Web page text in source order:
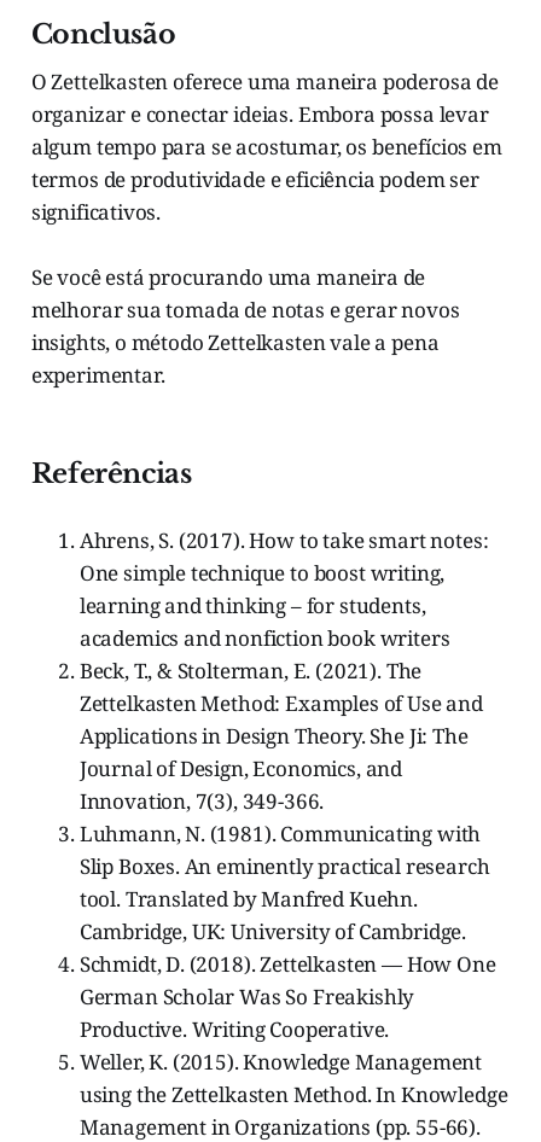
Conclusão
O Zettelkasten oferece uma maneira poderosa de
organizar e conectar ideias. Embora possa levar
algum tempo para se acostumar, os benefícios em
termos de produtividade e eficiência podem ser
significativos.
Se você está procurando uma maneira de
melhorar sua tomada de notas e gerar novos
insights, o método Zettelkasten vale a pena
experimentar.
Referências
Ahrens, S. (2017). How to take smart notes:
One simple technique to boost writing,
learning and thinking – for students,
academics and nonfiction book writers
Beck, T., & Stolterman, E. (2021). The
Zettelkasten Method: Examples of Use and
Applications in Design Theory. She Ji: The
Journal of Design, Economics, and
Innovation, 7(3), 349-366.
Luhmann, N. (1981). Communicating with
Slip Boxes. An eminently practical research
tool. Translated by Manfred Kuehn.
Cambridge, UK: University of Cambridge.
Schmidt, D. (2018). Zettelkasten — How One
German Scholar Was So Freakishly
Productive. Writing Cooperative.
Weller, K. (2015). Knowledge Management
using the Zettelkasten Method. In Knowledge
Management in Organizations (pp. 55-66).